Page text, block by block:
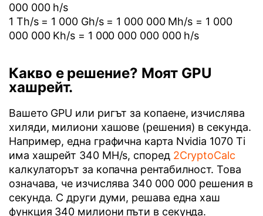
000 000 h/s
1 Th/s = 1 000 Gh/s = 1 000 000 Mh/s = 1 000
000 000 Kh/s = 1 000 000 000 000 h/s
Какво е решение? Моят GPU
хашрейт.
Вашето GPU или ригът за копаене, изчислява
хиляди, милиони хашове (решения) в секунда.
Например, една графична карта Nvidia 1070 Ti
има хашрейт 340 MH/s, според 2CryptoCalc
калкулаторът за копачна рентабилност. Това
означава, че изчислява 340 000 000 решения в
секунда. С други думи, решава една хаш
функция 340 милиони пъти в секунда.